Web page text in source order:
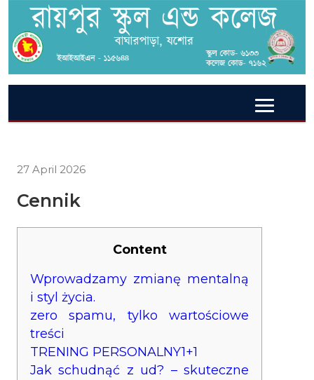
27 April 2026
Cennik
Content
Wprowadzamy zmianę mentalną
i styl życia.
zero spamu, tylko wartościowe
treści
TRENING PERSONALNY1+1
Jak schudnąć z ud? – skuteczne